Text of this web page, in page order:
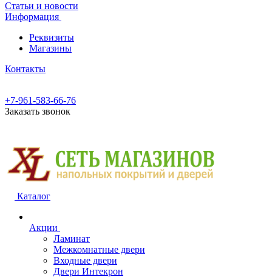
Статьи и новости
Информация
Реквизиты
Магазины
Контакты
+7-961-583-66-76
Заказать звонок
Каталог
Акции
Ламинат
Межкомнатные двери
Входные двери
Двери Интекрон